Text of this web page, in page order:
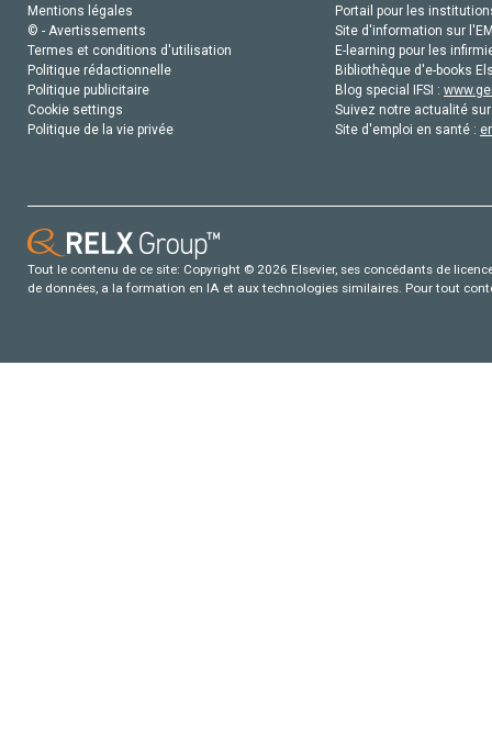
Mentions légales
© - Avertissements
Termes et conditions d'utilisation
Politique rédactionnelle
Politique publicitaire
Cookie settings
Politique de la vie privée
Portail pour les
Site d'information sur
E-learning pour les
Bibliothèque d'e-books
Blog special IFSI :
Suivez notre actualité
Site d'emploi en santé :
Tout le contenu de ce site: Copyright © 2026 Elsevier, ses concédants de
de données, a la formation en IA et aux technologies similaires. Pour tout